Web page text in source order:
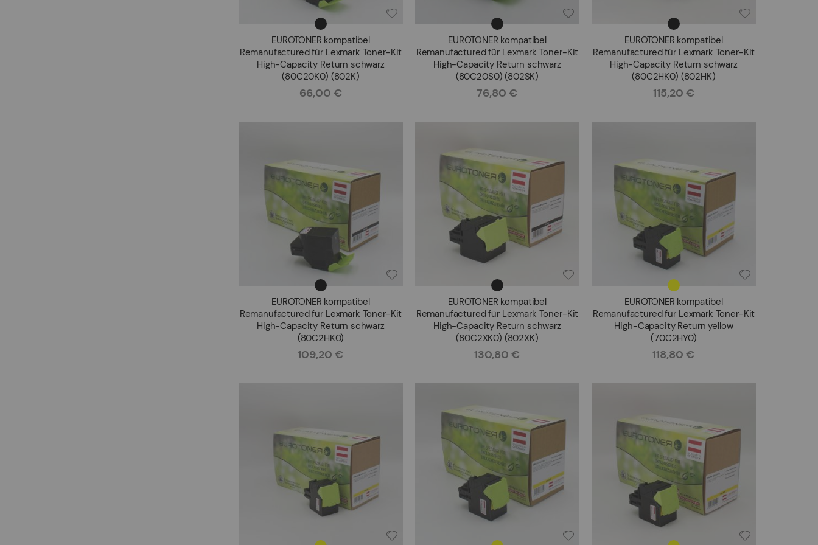
EUROTONER kompatibel
Remanufactured für Lexmark Toner-Kit
High-Capacity Return schwarz
(80C20K0) (802K)
Rating:
66,00 €
EUROTONER kompatibel
Remanufactured für Lexmark Toner-Kit
High-Capacity Return schwarz
(80C20S0) (802SK)
Rating:
76,80 €
EUROTONER kompatibel
Remanufactured für Lexmark Toner-Kit
High-Capacity Return schwarz
(80C2HK0) (802HK)
Rating:
115,20 €
EUROTONER kompatibel
Remanufactured für Lexmark Toner-Kit
High-Capacity Return schwarz
(80C2HK0)
Rating:
109,20 €
EUROTONER kompatibel
Remanufactured für Lexmark Toner-Kit
High-Capacity Return schwarz
(80C2XK0) (802XK)
Rating:
130,80 €
EUROTONER kompatibel
Remanufactured für Lexmark Toner-Kit
High-Capacity Return yellow
(70C2HY0)
Rating:
118,80 €